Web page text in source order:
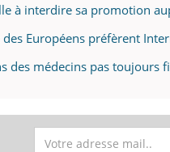
à interdire sa promotion
Européens préfèrent
des médecins pas toujours
Chronique des
de vie ! Vacances, plage,
activités en plein air… Nos